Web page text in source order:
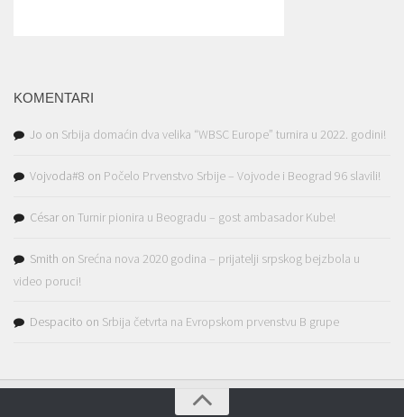
KOMENTARI
Jo on Srbija domaćin dva velika “WBSC Europe” turnira u 2022. godini!
Vojvoda#8 on Počelo Prvenstvo Srbije – Vojvode i Beograd 96 slavili!
César on Turnir pionira u Beogradu – gost ambasador Kube!
Smith on Srećna nova 2020 godina – prijatelji srpskog bejzbola u
video poruci!
Despacito on Srbija četvrta na Evropskom prvenstvu B grupe